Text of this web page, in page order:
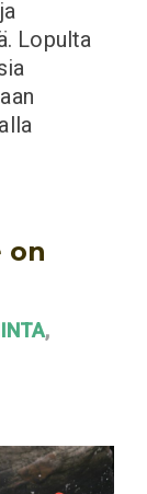
Lopulta
on
,